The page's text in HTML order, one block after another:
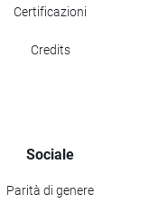
Certificazioni
Credits
Sociale
Parità di genere